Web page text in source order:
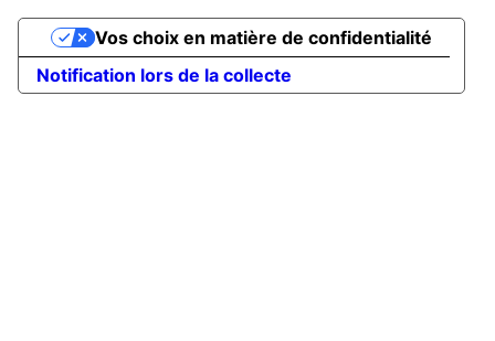
Notification lors de la collecte
Vos choix en matière de confidentialité